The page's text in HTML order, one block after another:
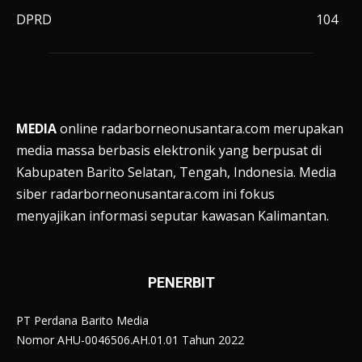
DPRD
104
MEDIAonline radarborneonusantara.com merupakan
media massa berbasis elektronik yang berpusat di
Kabupaten Barito Selatan, Tengah, Indonesia. Media
siber radarborneonusantara.com ini fokus
menyajikan informasi seputar kawasan Kalimantan.
PENERBIT
PT Perdana Barito Media
Nomor AHU-0046506.AH.01.01 Tahun 2022